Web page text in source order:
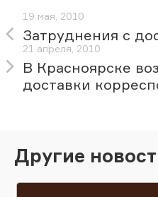
19 мая, 2010
Затруднения с
21 апреля, 2010
В Красноярске
доставки
Другие